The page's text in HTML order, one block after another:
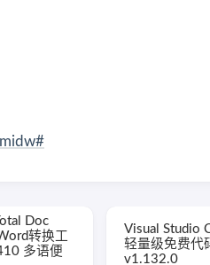
Doc
转换工
多语便
Visual Studio
轻量级免费代
v1.132.0